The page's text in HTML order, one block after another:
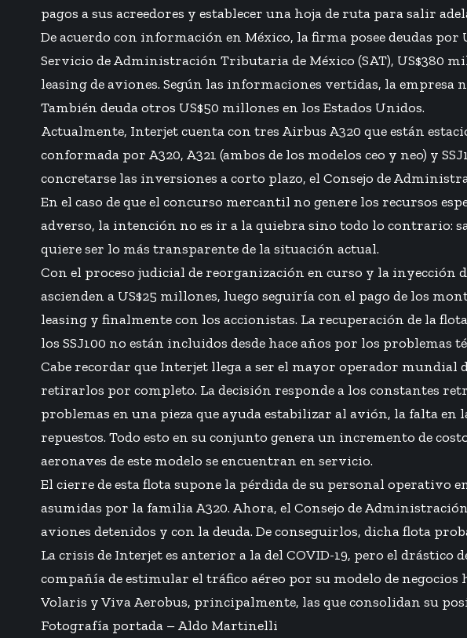
pagos a sus acreedores y establecer una hoja de ruta para salir
De acuerdo con información en México, la firma posee deudas por
Servicio de Administración Tributaria de México (SAT), US$380
leasing de aviones. Según las informaciones vertidas, la
También deuda otros US$50 millones en los Estados Unidos.
Actualmente, Interjet cuenta con tres Airbus A320 que están
conformada por A320, A321 (ambos de los modelos ceo y neo) y
concretarse las inversiones a corto plazo, el Consejo de
En el caso de que el concurso mercantil no genere los recursos
adverso, la intención no es ir a la quiebra sino todo lo contrario:
quiere ser lo más transparente de la situación actual.
Con el proceso judicial de reorganización en curso y la inyección
ascienden a US$25 millones, luego seguiría con el pago de los
leasing y finalmente con los accionistas. La recuperación de la
los SSJ100 no están incluidos desde hace años por los problemas
Cabe recordar que Interjet llega a ser el mayor operador mundial
retirarlos por completo. La decisión responde a los constantes
problemas en una pieza que ayuda estabilizar al avión, la falta
repuestos. Todo esto en su conjunto genera un incremento de
aeronaves de este modelo se encuentran en servicio.
El cierre de esta flota supone la pérdida de su personal operativo
asumidas por la familia A320. Ahora, el Consejo de
aviones detenidos y con la deuda. De conseguirlos, dicha flota
La crisis de Interjet es anterior a la del COVID-19, pero el drástico
compañía de estimular el tráfico aéreo por su modelo de
Volaris y Viva Aerobus, principalmente, las que consolidan su
Fotografía portada – Aldo Martinelli